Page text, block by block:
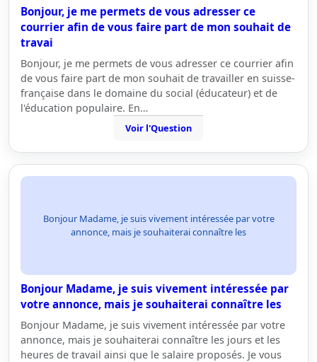
Bonjour, je me permets de vous adresser ce
courrier afin de vous faire part de mon souhait de
travai
Bonjour, je me permets de vous adresser ce courrier afin
de vous faire part de mon souhait de travailler en suisse-
française dans le domaine du social (éducateur) et de
l'éducation populaire. En…
Voir l'Question
Bonjour Madame, je suis vivement intéressée par votre
annonce, mais je souhaiterai connaître les
Bonjour Madame, je suis vivement intéressée par
votre annonce, mais je souhaiterai connaître les
Bonjour Madame, je suis vivement intéressée par votre
annonce, mais je souhaiterai connaître les jours et les
heures de travail ainsi que le salaire proposés. Je vous